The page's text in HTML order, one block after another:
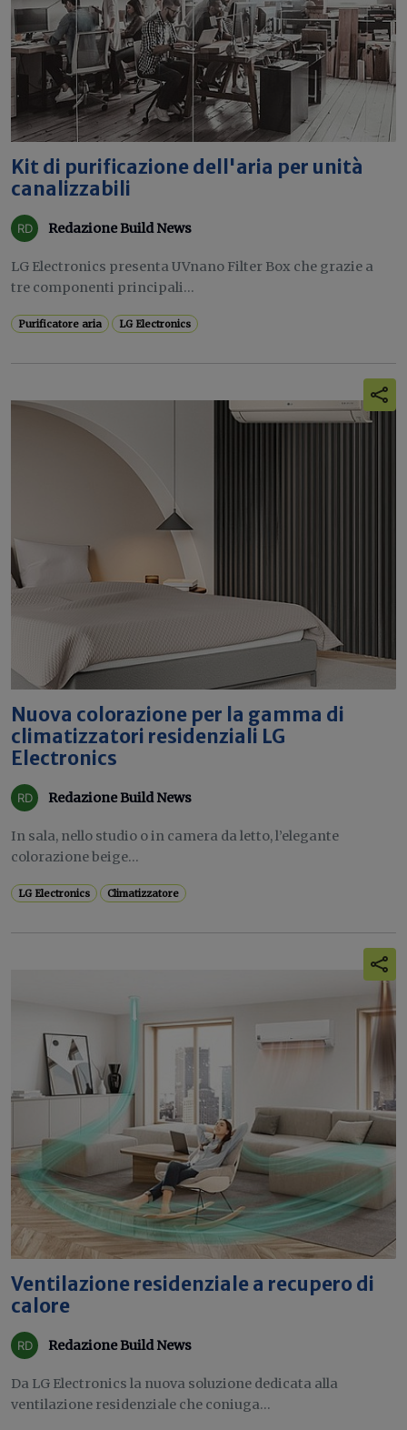
Kit di purificazione dell'aria per unità
canalizzabili
Redazione Build News
LG Electronics presenta UVnano Filter Box che grazie a
tre componenti principali...
Purificatore aria LG Electronics
Nuova colorazione per la gamma di
climatizzatori residenziali LG
Electronics
Redazione Build News
In sala, nello studio o in camera da letto, l’elegante
colorazione beige...
LG Electronics Climatizzatore
Ventilazione residenziale a recupero di
calore
Redazione Build News
Da LG Electronics la nuova soluzione dedicata alla
ventilazione residenziale che coniuga...